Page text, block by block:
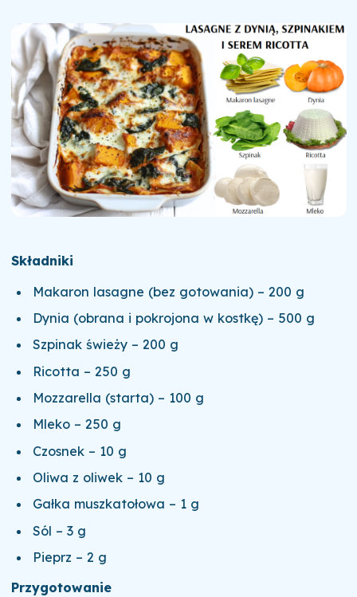
Składniki
Makaron lasagne (bez gotowania) – 200 g
Dynia (obrana i pokrojona w kostkę) – 500 g
Szpinak świeży – 200 g
Ricotta – 250 g
Mozzarella (starta) – 100 g
Mleko – 250 g
Czosnek – 10 g
Oliwa z oliwek – 10 g
Gałka muszkatołowa – 1 g
Sól – 3 g
Pieprz – 2 g
Przygotowanie